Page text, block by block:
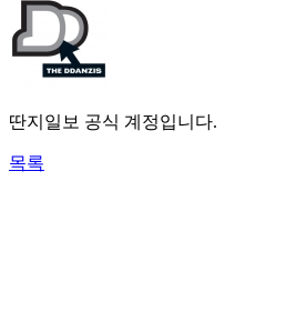
딴지일보 공식 계정입니다.
목록